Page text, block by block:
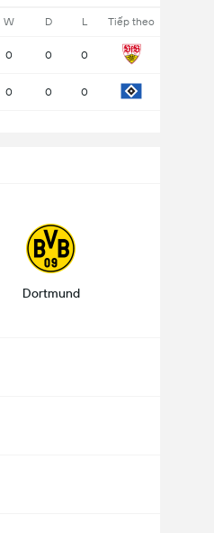
W D L Tiếp theo
0 0 0
0 0 0
Dortmund